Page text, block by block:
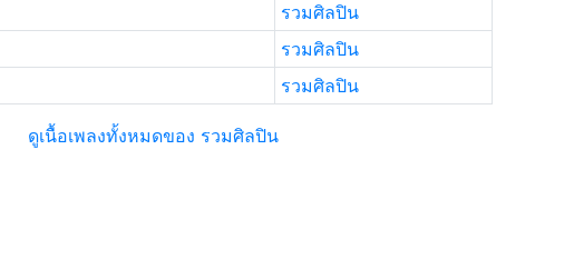
รวมศิลปิน
รวมศิลปิน
รวมศิลปิน
ดูเนื้อเพลงทั้งหมดของ รวมศิลปิน